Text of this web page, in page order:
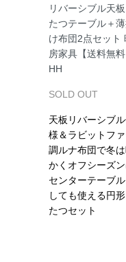
リバーシブル天板
たつテーブル＋
け布団2点セット
房家具【送料無料
HH
SOLD OUT
天板リバーシブ
様＆ラビットフ
調ルナ布団で冬
かくオフシーズ
センターテーブル
しても使える円形
たつセット